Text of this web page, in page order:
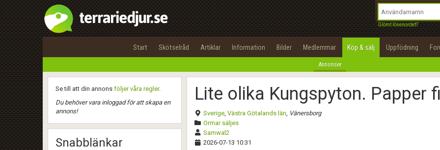
Glömt lösenordet?
Start Skötselråd Artiklar Information Bilder Medlemmar Köp & sälj Uppfödning
Annonser
Se till att din annons följer våra regler.
Du behöver vara inloggad för att skapa en
annons!
Snabblänkar
Lite olika Kungspyton. Papper
Sverige, Västra Götalands län, Vänersborg
Ormar säljes
Samwal2
2026-07-13 10:31
Namn:
Beskrivning:
Alla Positiva Negativa
Spara
Betygsätt
Utför
100%
OK
integritetspolicy
Namn:
Epost:
Lösenord:
Terms of Service
Begär nytt lösenord
Tillbaka till förstasidan